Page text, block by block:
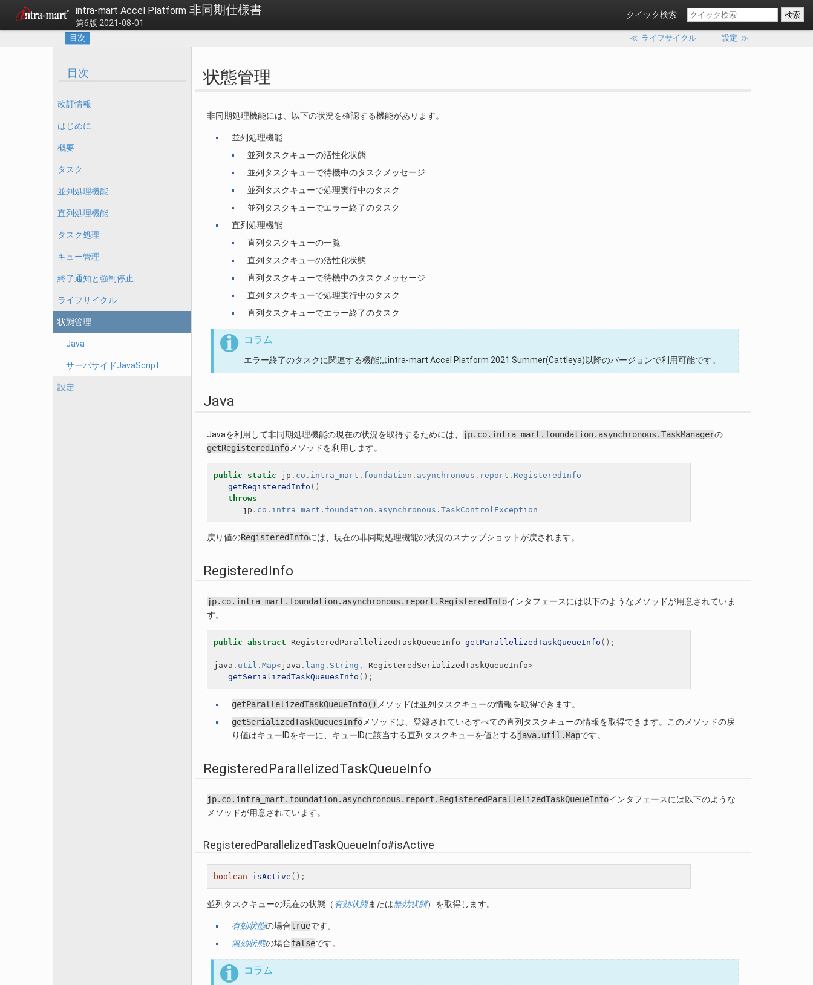
intra-mart Accel Platform 非同期仕様書
第6版 2021-08-01
クイック検索
目次 ≪ ライフサイクル 設定 ≫
目次
改訂情報
はじめに
概要
タスク
並列処理機能
直列処理機能
タスク処理
キュー管理
終了通知と強制停止
ライフサイクル
状態管理
Java
サーバサイドJavaScript
設定
状態管理
非同期処理機能には、以下の状況を確認する機能があります。
並列処理機能
並列タスクキューの活性化状態
並列タスクキューで待機中のタスクメッセージ
並列タスクキューで処理実行中のタスク
並列タスクキューでエラー終了のタスク
直列処理機能
直列タスクキューの一覧
直列タスクキューの活性化状態
直列タスクキューで待機中のタスクメッセージ
直列タスクキューで処理実行中のタスク
直列タスクキューでエラー終了のタスク
コラム
エラー終了のタスクに関連する機能はintra-mart Accel Platform 2021 Summer(Cattleya)以降のバージョンで利用可能です。
Java
Javaを利用して非同期処理機能の現在の状況を取得するためには、 jp.co.intra_mart.foundation.asynchronous.TaskManagerの
getRegisteredInfo メソッドを利用します。
public static jp . co . intra_mart . foundation . asynchronous . report . RegisteredInfo
getRegisteredInfo ()
throws
jp . co . intra_mart . foundation . asynchronous . TaskControlException
戻り値のRegisteredInfoには、現在の非同期処理機能の状況のスナップショットが戻されます。
RegisteredInfo
jp.co.intra_mart.foundation.asynchronous.report.RegisteredInfoインタフェースには以下のようなメソッドが用意されていま
す。
public abstract RegisteredParallelizedTaskQueueInfo getParallelizedTaskQueueInfo ();
java . util . Map<java . lang . String , RegisteredSerializedTaskQueueInfo>
getSerializedTaskQueuesInfo ();
getParallelizedTaskQueueInfo() メソッドは並列タスクキューの情報を取得できます。
getSerializedTaskQueuesInfoメソッドは、登録されているすべての直列タスクキューの情報を取得できます。このメソッドの戻
り値はキューIDをキーに、キューIDに該当する直列タスクキューを値とする java.util.Mapです。
RegisteredParallelizedTaskQueueInfo
jp.co.intra_mart.foundation.asynchronous.report.RegisteredParallelizedTaskQueueInfoインタフェースには以下のような
メソッドが用意されています。
RegisteredParallelizedTaskQueueInfo#isActive
boolean isActive ();
並列タスクキューの現在の状態（有効状態または無効状態）を取得します。
有効状態の場合trueです。
無効状態の場合falseです。
コラム